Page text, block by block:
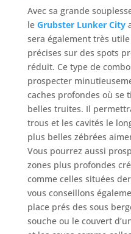
Avec sa grande
le Grubster Lunker City
sera également très
précises sur des spots
réduit. Ce type de
prospecter
caches profondes où se
belles truites. Il
trous et les cavités le
plus belles zébrées
Vous pourrez aussi
zones plus profondes
comme celles situées
vous conseillons
place prés des sous
souche ou le couvert